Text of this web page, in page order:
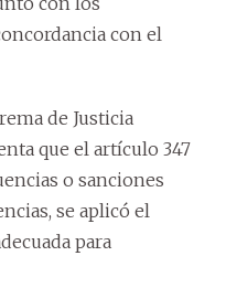
con el
de Justicia
que el artículo 347
o sanciones
se aplicó el
para